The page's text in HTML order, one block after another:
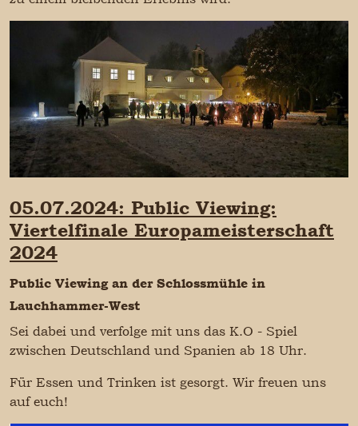
05.07.2024: Public Viewing:
Viertelfinale Europameisterschaft
2024
Public Viewing an der Schlossmühle in
Lauchhammer-West
Sei dabei und verfolge mit uns das K.O - Spiel
zwischen Deutschland und Spanien ab 18 Uhr.
Für Essen und Trinken ist gesorgt. Wir freuen uns
auf euch!